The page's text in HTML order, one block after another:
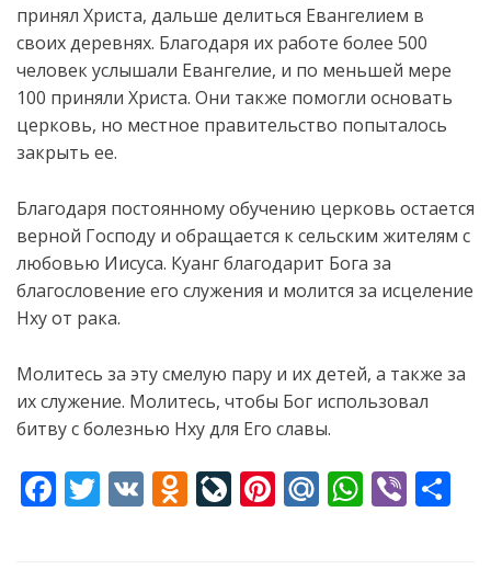
принял Христа, дальше делиться Евангелием в
своих деревнях. Благодаря их работе более 500
человекуслышали Евангелие, и по меньшей мере
100 приняли Христа. Они также помогли основать
церковь, но местное правительство попыталось
закрыть ее.
Благодаря постоянному обучению церковь остается
верной Господу и обращается к сельским жителям с
любовью Иисуса. Куанг благодарит Бога за
благословение его служения и молится за исцеление
Нху от рака.
Молитесь за эту смелую пару и их детей, а также за
их служение. Молитесь, чтобы Бог использовал
битву с болезнью Нху для Его славы.
F T V O Li Pi M W Vi